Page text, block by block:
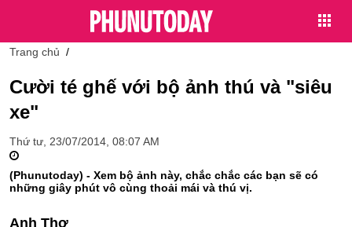
Trang chủ
Cười té ghế với bộ ảnh thú và "siêu
xe"
Thứ tư, 23/07/2014, 08:07 AM
(Phunutoday) - Xem bộ ảnh này, chắc chắc các bạn sẽ có
những giây phút vô cùng thoải mái và thú vị.
Anh Thơ